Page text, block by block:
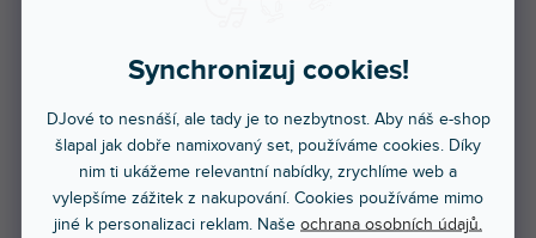
Synchronizuj cookies!
DJové to nesnáší, ale tady je to nezbytnost. Aby náš e-shop
šlapal jak dobře namixovaný set, používáme cookies. Díky
nim ti ukážeme relevantní nabídky, zrychlíme web a
vylepšíme zážitek z nakupování. Cookies používáme mimo
jiné k personalizaci reklam. Naše ochrana osobních údajů.